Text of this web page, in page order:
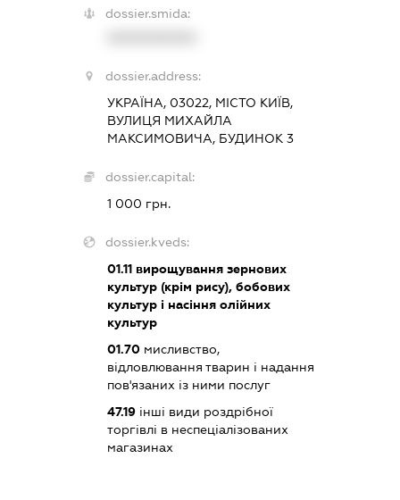
dossier.smida:
dossier.address:
УКРАЇНА, 03022, МІСТО КИЇВ,
ВУЛИЦЯ МИХАЙЛА
МАКСИМОВИЧА, БУДИНОК 3
dossier.capital:
1 000 грн.
dossier.kveds:
01.11 вирощування зернових
культур (крім рису), бобових
культур і насіння олійних
культур
01.70 мисливство,
відловлювання тварин і надання
пов'язаних із ними послуг
47.19 інші види роздрібної
торгівлі в неспеціалізованих
магазинах